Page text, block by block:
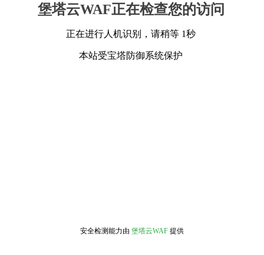
堡塔云WAF正在检查您的访问
正在进行人机识别，请稍等 1秒
本站受宝塔防御系统保护
安全检测能力由 堡塔云WAF 提供